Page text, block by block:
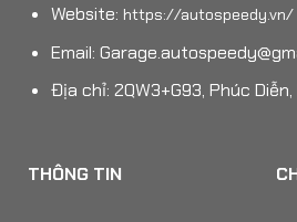
Website: https://autospeedy.vn/
Email:
Địa chỉ: 2QW3+G93, Phúc
THÔNG TIN